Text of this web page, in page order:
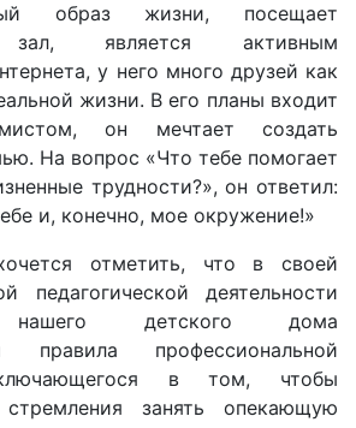
образ жизни, посещает
зал, является активным
у него много друзей как
жизни. В его планы входит
он мечтает создать
На вопрос «Что тебе помогает
трудности?», он ответил:
и, конечно, мое окружение!»
отметить, что в своей
педагогической деятельности
нашего детского дома
правила профессиональной
в том, чтобы
занять опекающую